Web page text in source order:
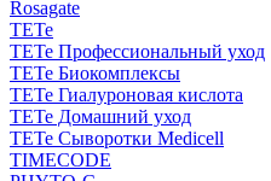
Rosagate
TETe
TETe Профессиональный уход
TETe Биокомплексы
TETe Гиалуроновая кислота
TETe Домашний уход
TETe Сыворотки Medicell
TIMECODE